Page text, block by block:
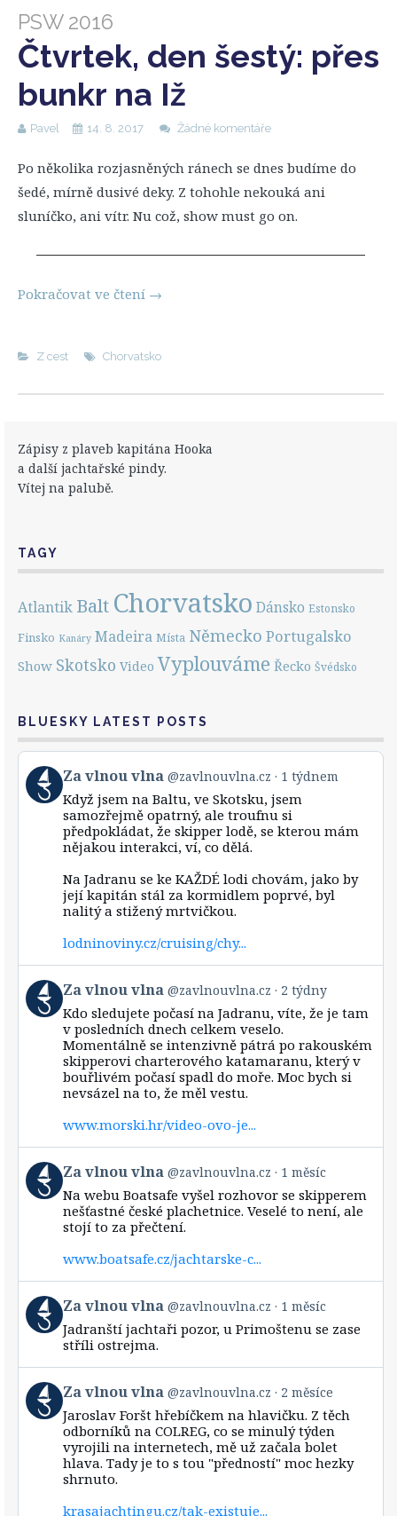
PSW 2016
Čtvrtek, den šestý: přes
bunkr na Iž
Pavel 14. 8. 2017 Žádné komentáře
Po několika rozjasněných ránech se dnes budíme do
šedé, mírně dusivé deky. Z tohohle nekouká ani
sluníčko, ani vítr. Nu což, show must go on.
Pokračovat ve čtení →
Z cest Chorvatsko
Zápisy z plaveb kapitána Hooka
a další jachtařské pindy.
Vítej na palubě.
TAGY
Atlantik Balt Chorvatsko Dánsko Estonsko
Finsko Kanáry Madeira Místa Německo Portugalsko
Show Skotsko Video Vyplouváme Řecko Švédsko
BLUESKY LATEST POSTS
View
post
by
Bluesky
Za vlnou vlna @zavlnouvlna.cz 1 týdnem
Když jsem na Baltu, ve Skotsku, jsem
samozřejmě opatrný, ale troufnu si
předpokládat, že skipper lodě, se kterou mám
nějakou interakci, ví, co dělá.
Na Jadranu se ke KAŽDÉ lodi chovám, jako by
její kapitán stál za kormidlem poprvé, byl
nalitý a stižený mrtvičkou.
lodninoviny.cz/cruising/chy...
View
post
by
Bluesky
Za vlnou vlna @zavlnouvlna.cz 2 týdny
Kdo sledujete počasí na Jadranu, víte, že je tam
v posledních dnech celkem veselo.
Momentálně se intenzivně pátrá po rakouském
skipperovi charterového katamaranu, který v
bouřlivém počasí spadl do moře. Moc bych si
nevsázel na to, že měl vestu.
www.morski.hr/video-ovo-je...
View
post
by
Za vlnou vlna @zavlnouvlna.cz 1 měsíc
Na webu Boatsafe vyšel rozhovor se skipperem
nešťastné české plachetnice. Veselé to není, ale
stojí to za přečtení.
www.boatsafe.cz/jachtarske-c...
View
post
by
vlnou
vlna
on
Bluesky
Za vlnou vlna @zavlnouvlna.cz 1 měsíc
Jadranští jachtaři pozor, u Primoštenu se zase
stříli ostrejma.
View
post
by
Za vlnou vlna @zavlnouvlna.cz 2 měsíce
Jaroslav Foršt hřebíčkem na hlavičku. Z těch
odborníků na COLREG, co se minulý týden
vyrojili na internetech, mě už začala bolet
hlava. Tady je to s tou "předností" moc hezky
shrnuto.
krasajachtingu.cz/tak-existuje...